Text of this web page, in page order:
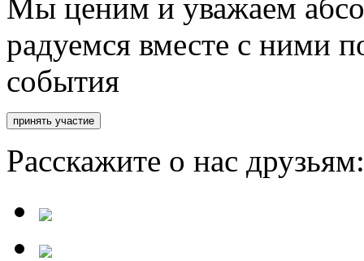
Мы ценим и уважаем
радуемся вместе с ними
события
Расскажите о нас